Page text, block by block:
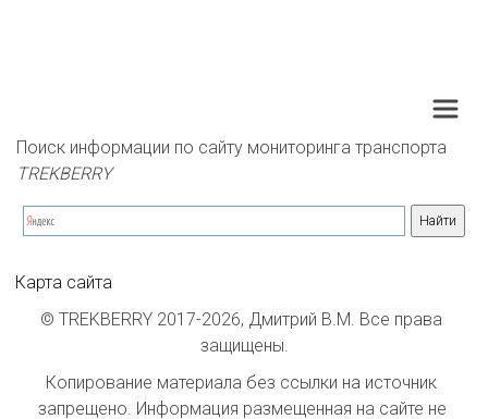
TREKBERRY
Карта сайта
© TREKBERRY 2017-2026, Дмитрий В.М. Все права
защищены.
Копирование материала без ссылки на источник
запрещено. Информация размещенная на сайте не